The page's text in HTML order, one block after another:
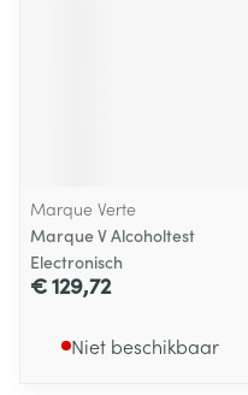
Marque Verte
Marque V Alcoholtest
Electronisch
€ 129,72
Niet beschikbaar